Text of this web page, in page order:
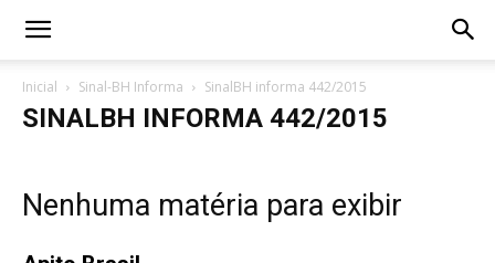
Inicial Sinal-BH Informa SinalBH informa 442/2015
SINALBH INFORMA 442/2015
Nenhuma matéria para exibir